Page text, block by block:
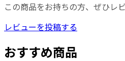
この商品をお持ちの方、ぜひレ
レビューを投稿する
おすすめ商品